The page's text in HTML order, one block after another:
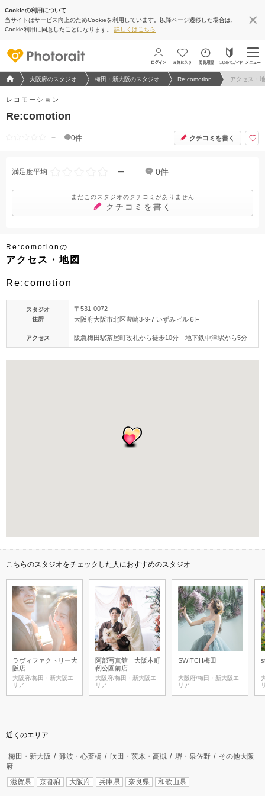
Cookieの利用について
当サイトはサービス向上のためCookieを利用しています。以降ページ遷移した場合は、
Cookie利用に同意したことになります。 詳しくはこちら
フォトウエディング/結婚写真のPhotorait ホーム
大阪府のスタジオ 梅田・新大阪のスタジオ Re:comotion アクセス・
レコモーション
Re:comotion
− 0件 クチコミを書く
満足度平均 − 0件
まだこのスタジオのクチコミがありません
クチコミを書く
Re:comotionの
アクセス・地図
Re:comotion
スタジオ
住所
〒531-0072
大阪府大阪市北区豊崎3-9-7 いずみビル６F
アクセス 阪急梅田駅茶屋町改札から徒歩10分 地下鉄中津駅から5分
地図アプリで見る
こちらのスタジオをチェックした人におすすめのスタジオ
ラヴィファクトリー大
阪店
大阪府/梅田・新大阪エ
リア
阿部写真館 大阪本町
靭公園前店
大阪府/梅田・新大阪エ
リア
SWITCH梅田
大阪府/梅田・新大阪エ
リア
近くのエリア
梅田・新大阪 難波・心斎橋 吹田・茨木・高槻 堺・泉佐野
その他大阪
府
滋賀県
京都府 大阪府 兵庫県 奈良県 和歌山県